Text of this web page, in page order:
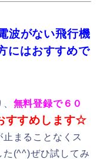
波がない飛行機
にはおすすめで
無料登録で６０
すすめします☆
まることなくス
た(^^)ぜひ試してみ